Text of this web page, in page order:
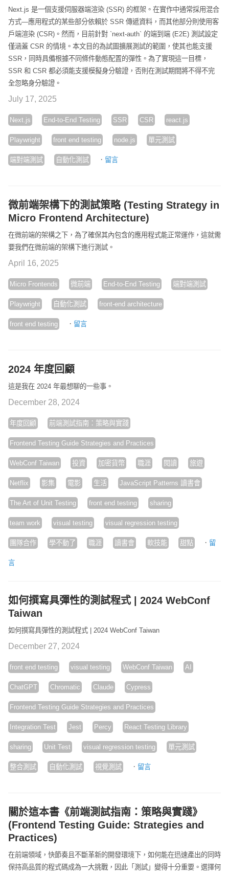
Next.js 是一個支援伺服器端渲染 (SSR) 的框架。在實作中通常採用混合
方式—應用程式的某些部分依賴於 SSR 傳遞資料，而其他部分則使用客
戶端渲染 (CSR)。然而，目前針對 `next-auth` 的端到端 (E2E) 測試設定
僅涵蓋 CSR 的情境。本文目的為試圖擴展測試的範圍，使其也能支援
SSR，同時具備根據不同條件動態配置的彈性。為了實現這一目標，
SSR 和 CSR 都必須能支援模擬身分驗證，否則在測試期間將不得不完
全忽略身分驗證。
July 17, 2025
Next.js End-to-End Testing SSR CSR react.js
Playwright front end testing node.js 單元測試
端對端測試 自動化測試 · 留言
微前端架構下的測試策略 (Testing Strategy in
Micro Frontend Architecture)
在微前端的架構之下，為了確保其內包含的應用程式能正常運作，這就需
要我們在微前端的架構下進行測試。
April 16, 2025
Micro Frontends 微前端 End-to-End Testing 端對端測試
Playwright 自動化測試 front-end architecture
front end testing · 留言
2024 年度回顧
這是我在 2024 年最想聊的一些事。
December 28, 2024
年度回顧 前端測試指南：策略與實踐
Frontend Testing Guide Strategies and Practices
WebConf Taiwan 投資 加密貨幣 職涯 閱讀 旅遊
Netflix 影集 電影 生活 JavaScript Patterns 讀書會
The Art of Unit Testing front end testing sharing
team work visual testing visual regression testing
團隊合作 學不動了 職涯 讀書會 軟技能 甜點 · 留
言
如何撰寫具彈性的測試程式 | 2024 WebConf
Taiwan
如何撰寫具彈性的測試程式 | 2024 WebConf Taiwan
December 27, 2024
front end testing visual testing WebConf Taiwan AI
ChatGPT Chromatic Claude Cypress
Frontend Testing Guide Strategies and Practices
Integration Test Jest Percy React Testing Library
sharing Unit Test visual regression testing 單元測試
整合測試 自動化測試 視覺測試 · 留言
關於這本書《前端測試指南：策略與實踐》
(Frontend Testing Guide: Strategies and
Practices)
在前端領域，快節奏且不斷革新的開發環境下，如何能在迅速產出的同時
保持高品質的程式碼成為一大挑戰，因此「測試」變得十分重要。選擇何